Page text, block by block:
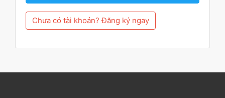
Chưa có tài khoản? Đăng ký ngay